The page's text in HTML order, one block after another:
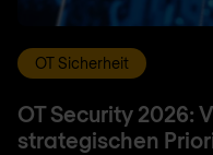
OT Sicherheit
OT Security 2026:
strategischen